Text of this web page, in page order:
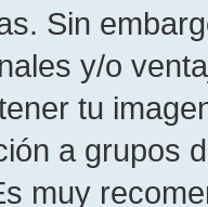
Sin
y/o
tu
a grupos
muy